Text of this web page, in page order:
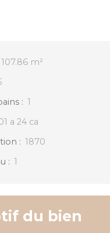
107.86 m²
: 1
a 24 ca
: 1870
: 1
du bien